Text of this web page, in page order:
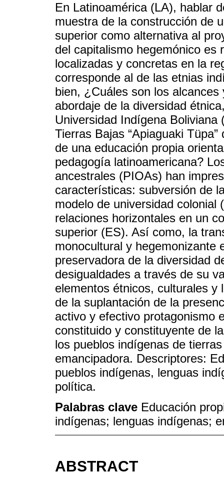
En Latinoamérica (LA), hablar
muestra de la construcción de
superior como alternativa al
del capitalismo hegemónico es
localizadas y concretas en la
corresponde al de las etnias
bien, ¿Cuáles son los
abordaje de la diversidad
Universidad Indígena
Tierras Bajas “Apiaguaki
de una educación propia
pedagogía latinoamericana?
ancestrales (PIOAs) han
características: subversión de
modelo de universidad colonial
relaciones horizontales en un
superior (ES). Así como, la
monocultural y hegemonizante
preservadora de la diversidad
desigualdades a través de su
elementos étnicos, culturales
de la suplantación de la
activo y efectivo protagonismo
constituido y constituyente de
los pueblos indígenas de
emancipadora. Descriptores:
pueblos indígenas, lenguas
política.
Palabras clave Educación
indígenas; lenguas indígenas;
ABSTRACT